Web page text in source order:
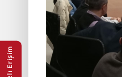
Hızlı Erişim